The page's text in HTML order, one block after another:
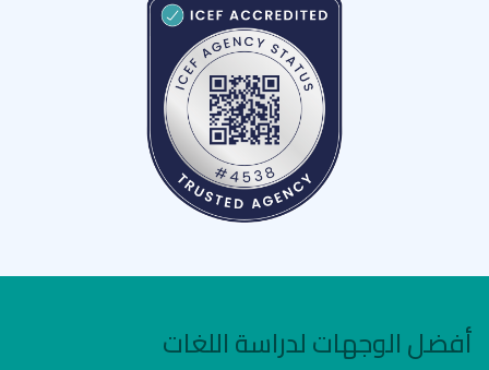
أفضل الوجهات لدراسة اللغات